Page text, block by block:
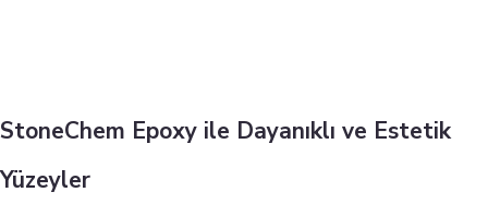
StoneChem Epoxy ile Dayanıklı ve Estetik
Yüzeyler